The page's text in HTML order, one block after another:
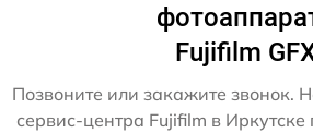
Fujifilm
Позвоните или закажите
сервис-центра Fujifilm в Иркутске